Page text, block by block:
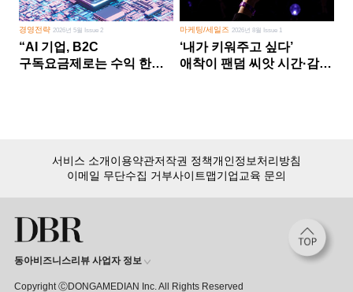
경영전략 2026년 5월 Issue 2
“AI 기업, B2C
구독요금제로는 수익 한계
마케팅/세일즈 2026년 8월 Issue 1
‘내가 키워주고 싶다’
애착이 팬덤 씨앗 시간·감정
서비스 소개이용약관저작권 정책개인정보처리방침
이메일 무단수집 거부사이트맵기업교육 문의
동아비즈니스리뷰 사업자 정보
Copyright ⒸDONGAMEDIAN Inc. All Rights Reserved